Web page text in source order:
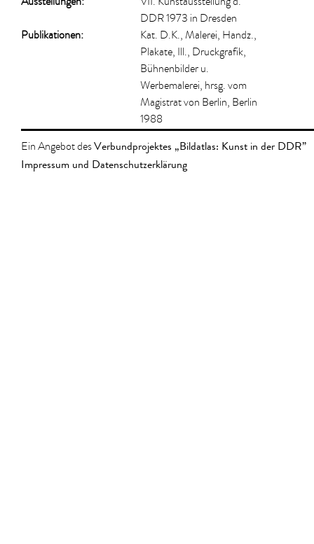
Ausstellungen:
VII. Kunstausstellung d.
DDR 1973 in Dresden
Publikationen:
Kat. D.K., Malerei, Handz.,
Plakate, Ill., Druckgrafik,
Bühnenbilder u.
Werbemalerei, hrsg. vom
Magistrat von Berlin, Berlin
1988
Ein Angebot desVerbundprojektes „Bildatlas: Kunst in der DDR”
Impressum und Datenschutzerklärung